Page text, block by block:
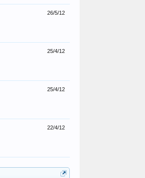
26/5/12
25/4/12
25/4/12
22/4/12